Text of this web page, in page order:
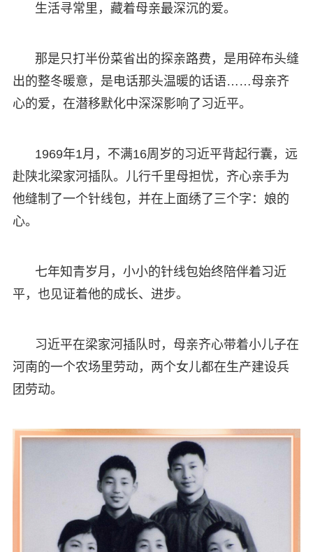
生活寻常里，藏着母亲最深沉的爱。
那是只打半份菜省出的探亲路费，是用碎布头缝
出的整冬暖意，是电话那头温暖的话语……母亲齐
心的爱，在潜移默化中深深影响了习近平。
1969年1月，不满16周岁的习近平背起行囊，远
赴陕北梁家河插队。儿行千里母担忧，齐心亲手为
他缝制了一个针线包，并在上面绣了三个字：娘的
心。
七年知青岁月，小小的针线包始终陪伴着习近
平，也见证着他的成长、进步。
习近平在梁家河插队时，母亲齐心带着小儿子在
河南的一个农场里劳动，两个女儿都在生产建设兵
团劳动。